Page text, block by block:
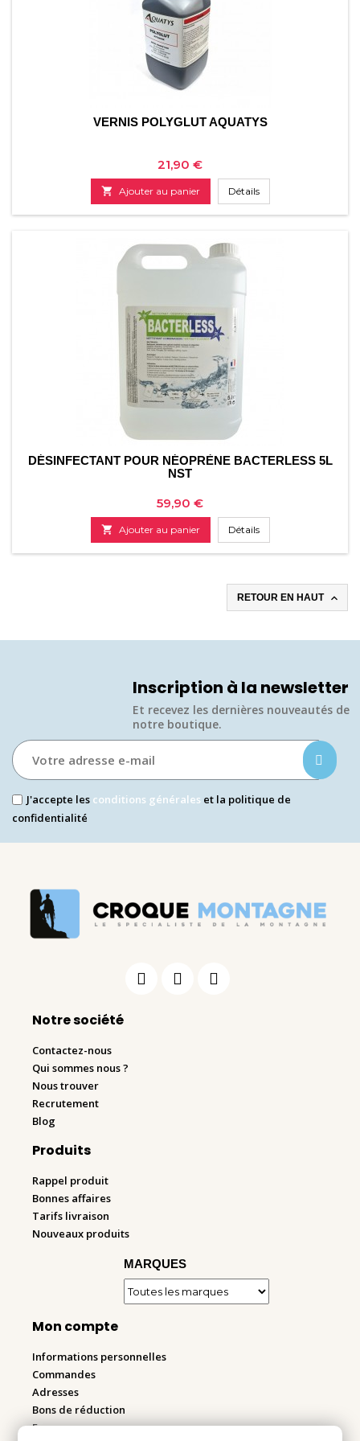
VERNIS POLYGLUT AQUATYS
Prix
21,90 €
 Ajouter au panier Détails
DÉSINFECTANT POUR NÉOPRÈNE BACTERLESS 5L
NST
Prix
59,90 €
 Ajouter au panier Détails
RETOUR EN HAUT 
Inscription à la newsletter
Et recevez les dernières nouveautés de
notre boutique.​
J'accepte les conditions générales et la politique de
confidentialité
Notre société
Contactez-nous
Qui sommes nous ?
Nous trouver
Recrutement
Blog
Produits
Rappel produit
Bonnes affaires
Tarifs livraison
Nouveaux produits
MARQUES
Mon compte
Informations personnelles
Commandes
Adresses
Bons de réduction
Espace pro